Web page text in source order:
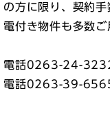
の方に限り、契約
電付き物件も多数ご
電話0263-24-
電話0263-39-